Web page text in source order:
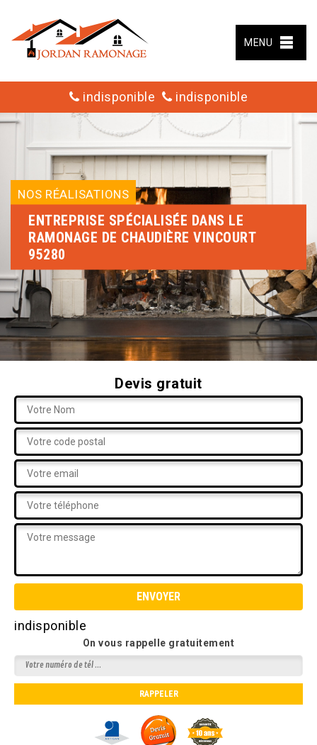
MENU
indisponible indisponible
NOS RÉALISATIONS
ENTREPRISE SPÉCIALISÉE DANS LE
RAMONAGE DE CHAUDIÈRE VINCOURT
95280
Devis gratuit
indisponible
On vous rappelle gratuitement